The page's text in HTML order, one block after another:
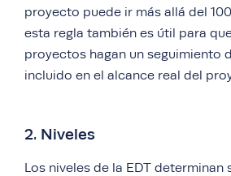
proyecto puede ir más allá del
esta regla también es útil para
proyectos hagan un seguimiento
incluido en el alcance real del
2. Niveles
Los niveles de la EDT determinan